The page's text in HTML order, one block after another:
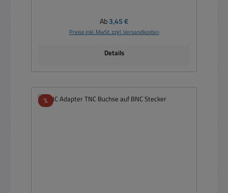
Regulärer Preis:
Ab3,45 €
Preise inkl. MwSt. zzgl. Versandkosten
Details
%Rabatt